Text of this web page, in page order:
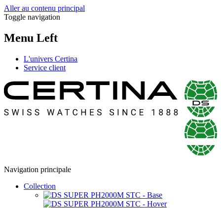
Aller au contenu principal
Toggle navigation
Menu Left
L'univers Certina
Service client
Navigation principale
Collection